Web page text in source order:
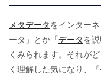
メタデータをインター
ータ」とか「 データを
くみられます。それが
く理解した気になり、